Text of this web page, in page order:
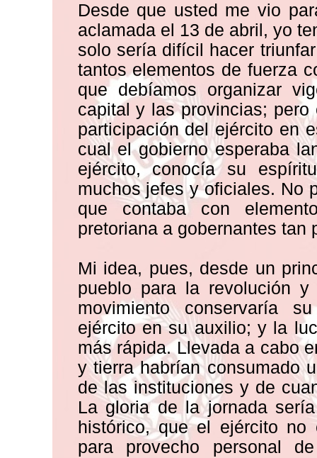
Desde que usted me vio
aclamada el 13 de abril, yo
solo sería difícil hacer
tantos elementos de fuerza
que debíamos organizar
capital y las provincias;
participación del ejército en
cual el gobierno esperaba
ejército, conocía su
muchos jefes y oficiales. No
que contaba con
pretoriana a gobernantes tan
Mi idea, pues, desde un
pueblo para la revolución
movimiento conservaría
ejército en su auxilio; y la
más rápida. Llevada a cabo
y tierra habrían consumado
de las instituciones y de
La gloria de la jornada
histórico, que el ejército no
para provecho personal